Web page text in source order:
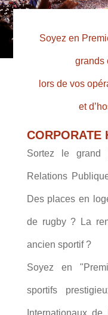
Soyez en
grands
lors de vos
et
CORPORATE
Sortez le grand
Relations
Des places en
de rugby ? La
ancien sportif ?
Soyez en
sportifs